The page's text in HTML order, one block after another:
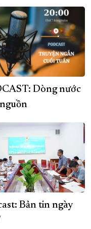
Dòng nước
Bản tin ngày